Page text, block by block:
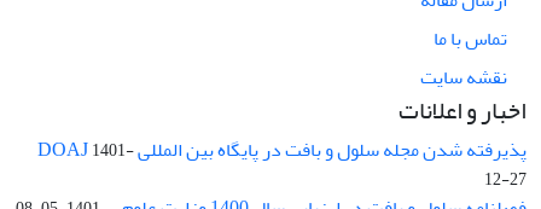
تماس با ما
نقشه سایت
اخبار و اعلانات
پذیرفته شدن مجله سلول و بافت در پایگاه بین المللی DOAJ1401-
12-27